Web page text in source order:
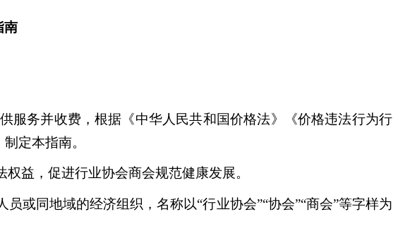
南
务并收费，根据《中华人民共和国价格法》《价格违法行为行
定本指南。
益，促进行业协会商会规范健康发展。
或同地域的经济组织，名称以“行业协会”“协会”“商会”等字样为